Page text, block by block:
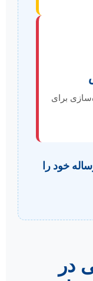
برای
خود را
در